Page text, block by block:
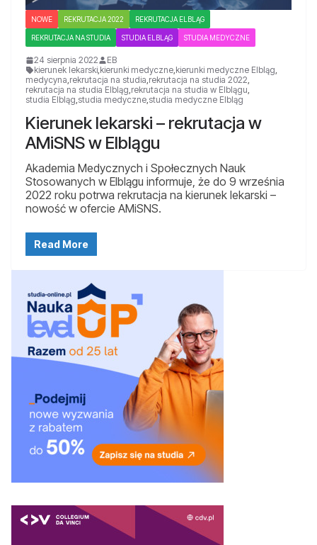
NOWE REKRUTACJA 2022 REKRUTACJA ELBLĄG
REKRUTACJA NA STUDIA STUDIA ELBLĄG STUDIA MEDYCZNE
24 sierpnia 2022
EB
kierunek lekarski,kierunki medyczne,kierunki medyczne Elbląg,
medycyna,rekrutacja na studia,rekrutacja na studia 2022,
rekrutacja na studia Elbląg,rekrutacja na studia w Elblągu,
studia Elbląg,studia medyczne,studia medyczne Elbląg
Kierunek lekarski – rekrutacja w
AMiSNS w Elblągu
Akademia Medycznych i Społecznych Nauk
Stosowanych w Elblągu informuje, że do 9 września
2022 roku potrwa rekrutacja na kierunek lekarski –
nowość w ofercie AMiSNS.
Read More